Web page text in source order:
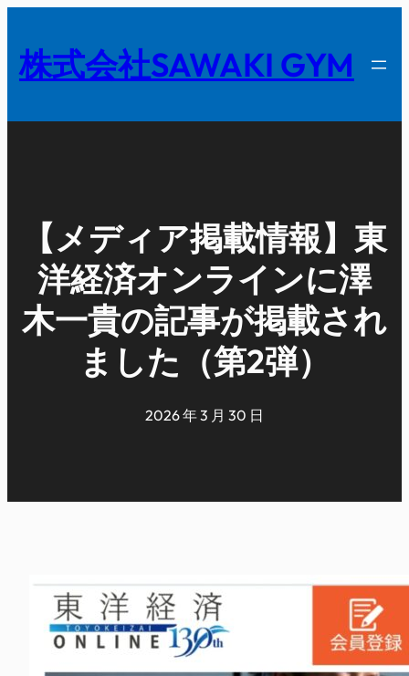
を
キ
株式会社SAWAKI GYM
【メディア掲載情報】東
洋経済オンラインに澤
木一貴の記事が掲載され
ました（第2弾）
2026 年 3 月 30 日